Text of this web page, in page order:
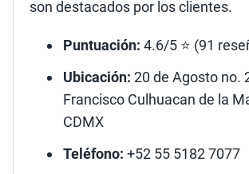
son destacados por los clientes.
Puntuación: 4.6/5 ⭐ (91
Ubicación: 20 de Agosto no.
Francisco Culhuacan de la
CDMX
Teléfono: +52 55 5182 7077